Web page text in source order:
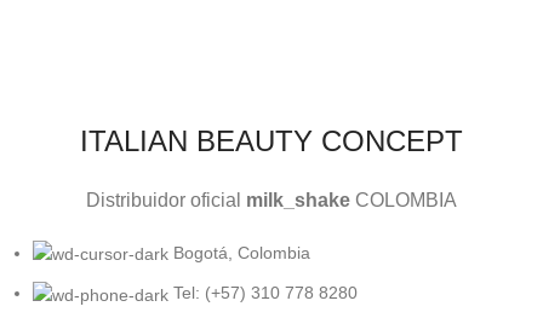
ITALIAN BEAUTY CONCEPT
Distribuidor oficial milk_shake COLOMBIA
Bogotá, Colombia
Tel: (+57) 310 778 8280